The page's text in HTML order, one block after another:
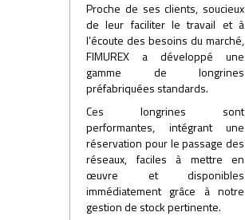
Proche de ses clients, soucieux
de leur faciliter le travail et à
l’écoute des besoins du marché,
FIMUREX a développé une
gamme de longrines
préfabriquées standards.
Ces longrines sont
performantes, intégrant une
réservation pour le passage des
réseaux, faciles à mettre en
œuvre et disponibles
immédiatement grâce à notre
gestion de stock pertinente.